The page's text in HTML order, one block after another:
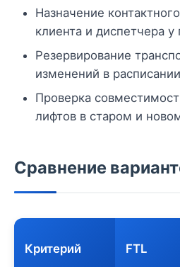
Назначение
клиента и диспетчера у
Резервирование
изменений в
Проверка
лифтов в старом и
Сравнение
Критерий FTL